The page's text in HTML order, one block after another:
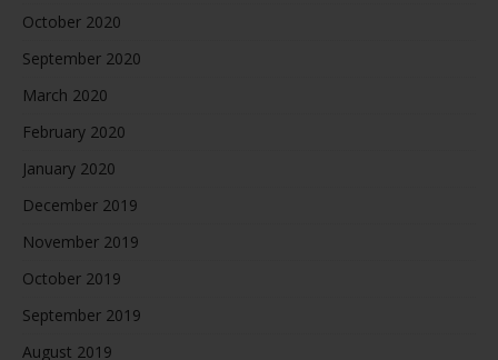
October 2020
September 2020
March 2020
February 2020
January 2020
December 2019
November 2019
October 2019
September 2019
August 2019